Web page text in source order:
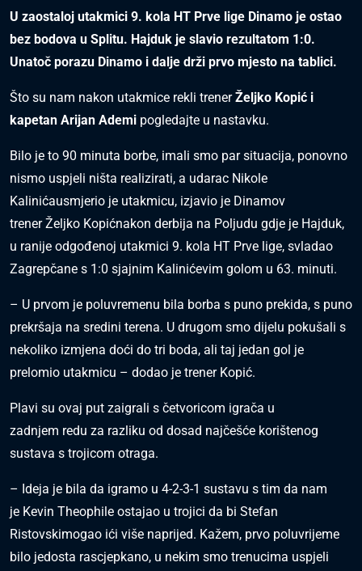
U zaostaloj utakmici 9. kola HT Prve lige Dinamo je ostao
bez bodova u Splitu. Hajduk je slavio rezultatom 1:0.
Unatoč porazu Dinamo i dalje drži prvo mjesto na tablici.
Što su nam nakon utakmice rekli trenerŽeljko Kopić i
kapetan Arijan Ademi pogledajte u nastavku.
Bilo je to 90 minuta borbe, imali smo par situacija, ponovno
nismo uspjeli ništa realizirati, a udarac Nikole
Kalinićausmjerio je utakmicu, izjavio je Dinamov
trener Željko Kopićnakon derbija na Poljudu gdje je Hajduk,
u ranije odgođenoj utakmici 9. kola HT Prve lige, svladao
Zagrepčane s 1:0 sjajnim Kalinićevim golom u 63. minuti.
– U prvom je poluvremenu bila borba s puno prekida, s puno
prekršaja na sredini terena. U drugom smo dijelu pokušali s
nekoliko izmjena doći do tri boda, ali taj jedan gol je
prelomio utakmicu – dodao je trener Kopić.
Plavi su ovaj put zaigrali s četvoricom igrača u
zadnjem redu za razliku od dosad najčešće korištenog
sustava s trojicom otraga.
– Ideja je bila da igramo u 4-2-3-1 sustavu s tim da nam
je Kevin Theophile ostajao u trojici da bi Stefan
Ristovskimogao ići više naprijed. Kažem, prvo poluvrijeme
bilo jedosta rascjepkano, u nekim smo trenucima uspjeli